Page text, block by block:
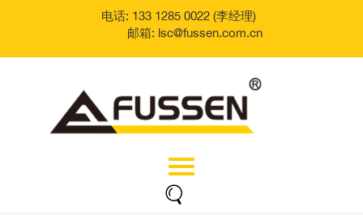
电话: 133 1285 0022 (李经理)
邮箱: lsc@fussen.com.cn